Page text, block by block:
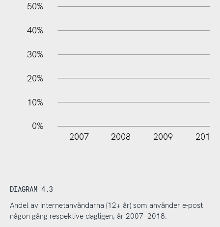
10%
50%
40%
30%
20%
10%
0%
2007 2008 2009 2010
DIAGRAM 4.3
Andel av internetanvändarna (12+ år) som använder e-post
någon gång respektive dagligen, år 2007–2018.